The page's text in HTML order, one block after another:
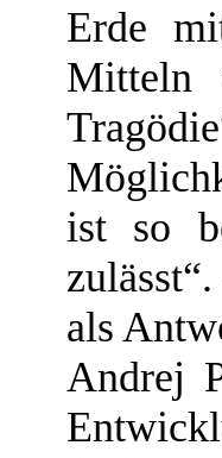
Erde
Mitteln
ist so
als
Andrej